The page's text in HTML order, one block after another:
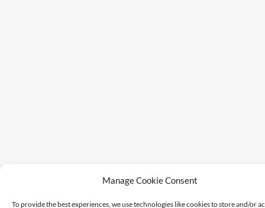
Manage Cookie Consent
To provide the best experiences, we use technologies like cookies to store and/or